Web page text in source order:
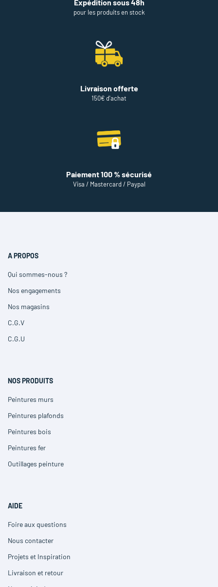
Expédition sous 48h
pour les produits en stock
Livraison offerte
150€ d'achat
Paiement 100 % sécurisé
Visa / Mastercard / Paypal
A PROPOS
Qui sommes-nous ?
(ouvre
dans
nouvelle
Nos engagements
(ouvre
dans
nouvelle
Nos magasins
(ouvre
dans
nouvelle
C.G.V
(ouvre
dans
C.G.U
(ouvre
fenêtre)
NOS PRODUITS
Peintures murs
(ouvre
dans
nouvelle
Peintures plafonds
(ouvre
dans
nouvelle
Peintures bois
(ouvre
dans
nouvelle
Peintures fer
(ouvre
dans
Outillages peinture
(ouvre
fenêtre)
AIDE
Foire aux questions
(ouvre
dans
nouvelle
Nous contacter
(ouvre
dans
une
nouvelle
Projets et Inspiration
(ouvre
dans
Livraison et retour
(ouvre